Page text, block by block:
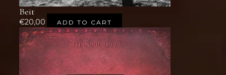
Beit
€20,00 ADD TO CART